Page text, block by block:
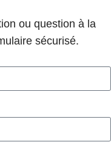
ou question à la
sécurisé.